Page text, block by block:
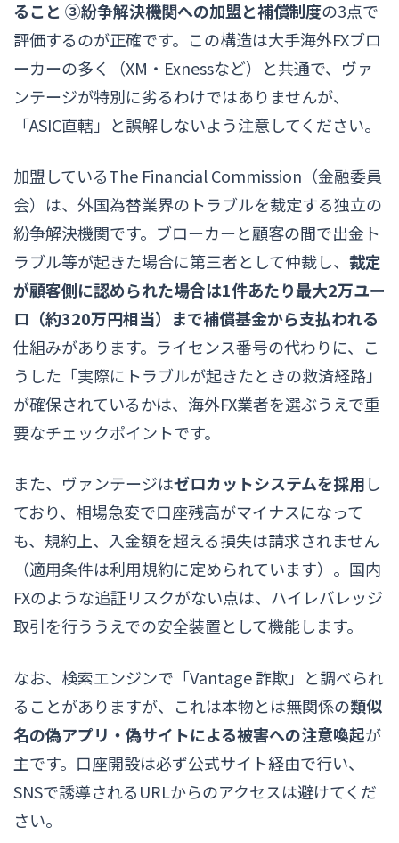
ること ③紛争解決機関への加盟と補償制度の3点で
評価するのが正確です。この構造は大手海外FXブロ
ーカーの多く（XM・Exnessなど）と共通で、ヴァ
ンテージが特別に劣るわけではありませんが、
「ASIC直轄」と誤解しないよう注意してください。
加盟しているThe Financial Commission（金融委員
会）は、外国為替業界のトラブルを裁定する独立の
紛争解決機関です。ブローカーと顧客の間で出金ト
ラブル等が起きた場合に第三者として仲裁し、 裁定
が顧客側に認められた場合は1件あたり最大2万ユー
ロ（約320万円相当）まで補償基金から支払われる
仕組みがあります。ライセンス番号の代わりに、こ
うした「実際にトラブルが起きたときの救済経路」
が確保されているかは、海外FX業者を選ぶうえで重
要なチェックポイントです。
また、ヴァンテージはゼロカットシステムを採用し
ており、相場急変で口座残高がマイナスになって
も、規約上、入金額を超える損失は請求されません
（適用条件は利用規約に定められています）。国内
FXのような追証リスクがない点は、ハイレバレッジ
取引を行ううえでの安全装置として機能します。
なお、検索エンジンで「Vantage 詐欺」と調べられ
ることがありますが、これは本物とは無関係の類似
名の偽アプリ・偽サイトによる被害への注意喚起が
主です。口座開設は必ず公式サイト経由で行い、
SNSで誘導されるURLからのアクセスは避けてくだ
さい。